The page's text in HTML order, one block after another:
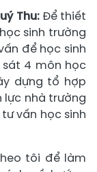
Thu: Để thiết
sinh trường
để học sinh
sát 4 môn học
dựng tổ hợp
lực nhà trường
vấn học sinh
tôi để làm